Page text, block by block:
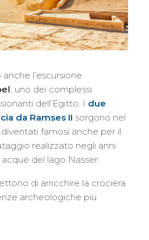
l’escursione
, uno dei complessi
dell’Egitto. I due
da Ramses II sorgono nel
famosi anche per il
realizzato negli anni
del lago Nasser.
di arricchire la crociera
archeologiche più